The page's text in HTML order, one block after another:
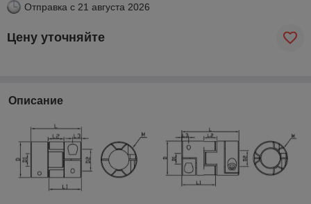
Отправка с 21 августа 2026
Цену уточняйте
Описание